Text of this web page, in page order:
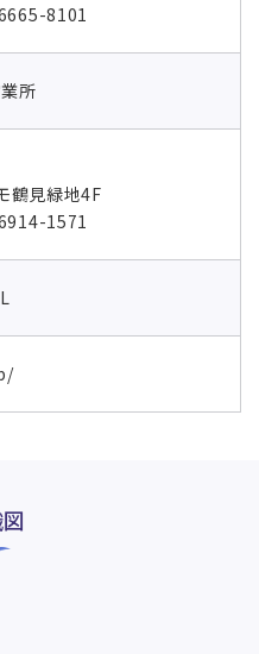
8101
所
鶴見緑地4F
1571